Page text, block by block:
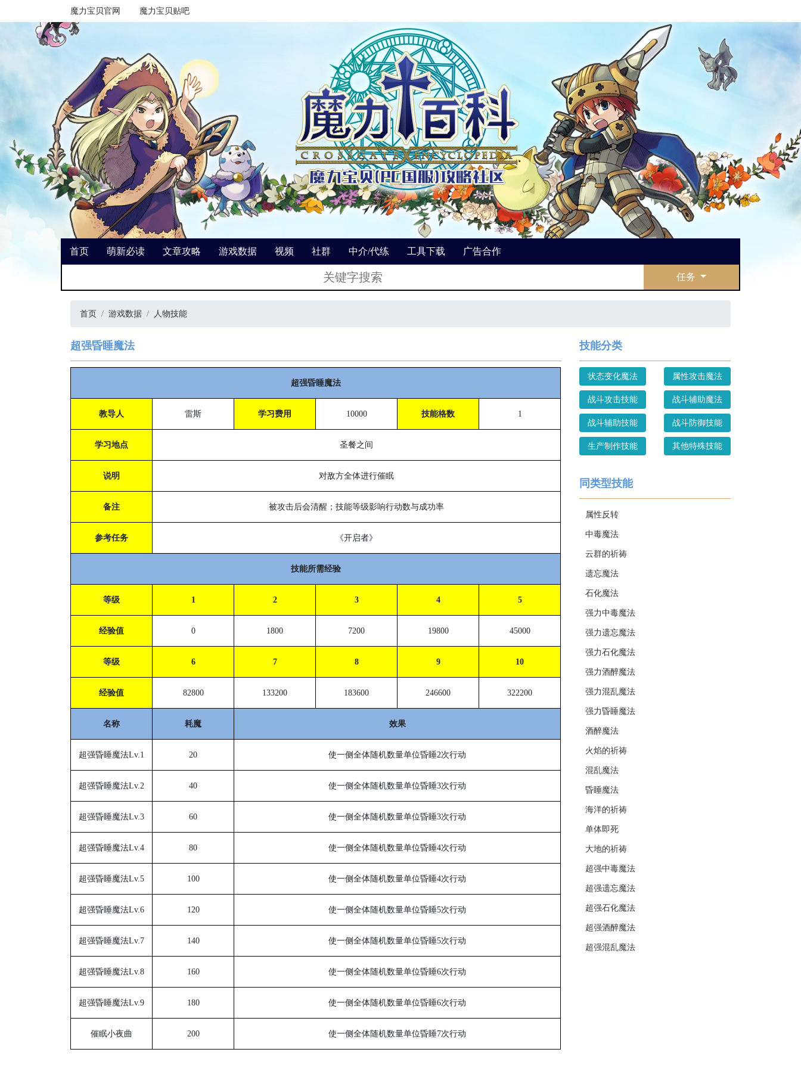
魔力宝贝官网 魔力宝贝贴吧
首页 萌新必读 文章攻略 游戏数据 视频 社群 中介/代练 工具下载 广告合作
任务
首页 游戏数据 人物技能
超强昏睡魔法
超强昏睡魔法
教导人 雷斯 学习费用 10000 技能格数 1
学习地点 圣餐之间
说明 对敌方全体进行催眠
备注 被攻击后会清醒；技能等级影响行动数与成功率
参考任务 《开启者》
技能所需经验
等级 1 2 3 4 5
经验值 0 1800 7200 19800 45000
等级 6 7 8 9 10
经验值 82800 133200 183600 246600 322200
名称 耗魔 效果
超强昏睡魔法Lv.1 20 使一侧全体随机数量单位昏睡2次行动
超强昏睡魔法Lv.2 40 使一侧全体随机数量单位昏睡3次行动
超强昏睡魔法Lv.3 60 使一侧全体随机数量单位昏睡3次行动
超强昏睡魔法Lv.4 80 使一侧全体随机数量单位昏睡4次行动
超强昏睡魔法Lv.5 100 使一侧全体随机数量单位昏睡4次行动
超强昏睡魔法Lv.6 120 使一侧全体随机数量单位昏睡5次行动
超强昏睡魔法Lv.7 140 使一侧全体随机数量单位昏睡5次行动
超强昏睡魔法Lv.8 160 使一侧全体随机数量单位昏睡6次行动
超强昏睡魔法Lv.9 180 使一侧全体随机数量单位昏睡6次行动
催眠小夜曲 200 使一侧全体随机数量单位昏睡7次行动
技能分类
状态变化魔法 属性攻击魔法
战斗攻击技能 战斗辅助魔法
战斗辅助技能 战斗防御技能
生产制作技能 其他特殊技能
同类型技能
属性反转
中毒魔法
云群的祈祷
遗忘魔法
石化魔法
强力中毒魔法
强力遗忘魔法
强力石化魔法
强力酒醉魔法
强力混乱魔法
强力昏睡魔法
酒醉魔法
火焰的祈祷
混乱魔法
昏睡魔法
海洋的祈祷
单体即死
大地的祈祷
超强中毒魔法
超强遗忘魔法
超强石化魔法
超强酒醉魔法
超强混乱魔法